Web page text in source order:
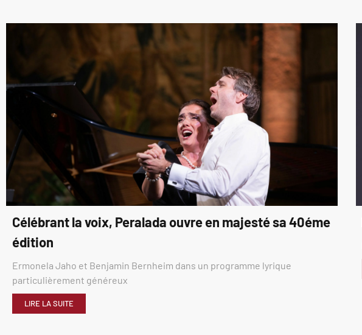
Célébrant la voix, Peralada ouvre en majesté sa 40éme
édition
Ermonela Jaho et Benjamin Bernheim dans un programme lyrique
particulièrement généreux
LIRE LA SUITE